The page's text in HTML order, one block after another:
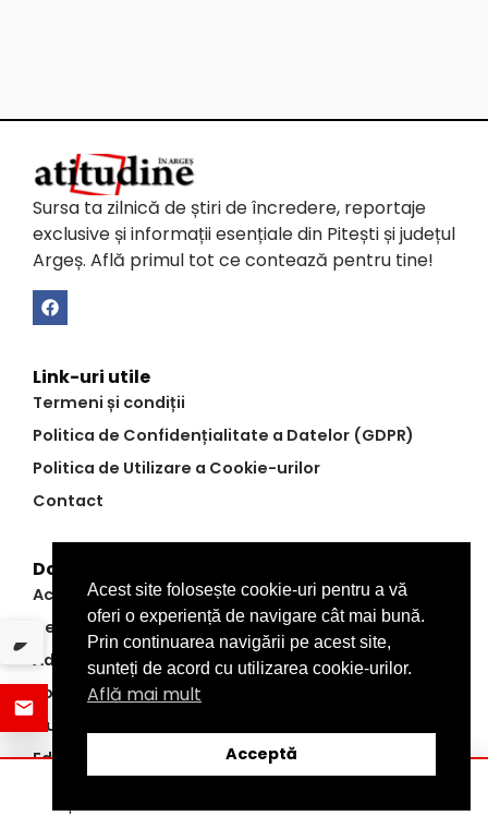
Sursa ta zilnică de știri de încredere, reportaje
exclusive și informații esențiale din Pitești și județul
Argeș. Află primul tot ce contează pentru tine!
Link-uri utile
Termeni și condiții
Politica de Confidențialitate a Datelor (GDPR)
Politica de Utilizare a Cookie-urilor
Contact
Domenii
Actualitate
Dezvăluiri
Administrație
Politic
Cultură
Editorial
Acest site folosește cookie-uri pentru a vă
oferi o experiență de navigare cât mai bună.
Prin continuarea navigării pe acest site,
sunteți de acord cu utilizarea cookie-urilor.
Află mai mult
Acceptă